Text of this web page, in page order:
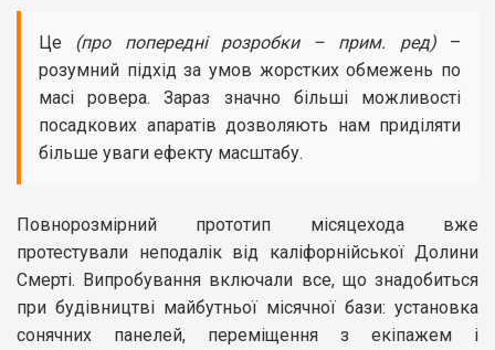
Це (про попередні розробки – прим. ред)–
розумний підхід за умов жорстких обмежень по
масі ровера. Зараз значно більші можливості
посадкових апаратів дозволяють нам приділяти
більше уваги ефекту масштабу.
Повнорозмірний прототип місяцехода вже
протестували неподалік від каліфорнійської Долини
Смерті. Випробування включали все, що знадобиться
при будівництві майбутньої місячної бази: установка
сонячних панелей, переміщення з екіпажем і